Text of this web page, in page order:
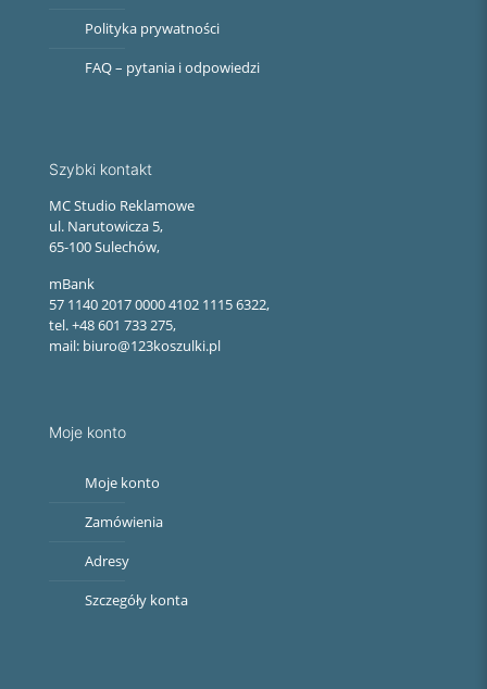
Polityka prywatności
FAQ – pytania i odpowiedzi
Szybki kontakt
MC Studio Reklamowe
ul. Narutowicza 5,
65-100 Sulechów,
mBank
57 1140 2017 0000 4102 1115 6322,
tel. +48 601 733 275,
mail: biuro@123koszulki.pl
Moje konto
Moje konto
Zamówienia
Adresy
Szczegóły konta